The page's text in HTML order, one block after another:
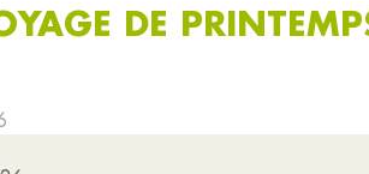
DE